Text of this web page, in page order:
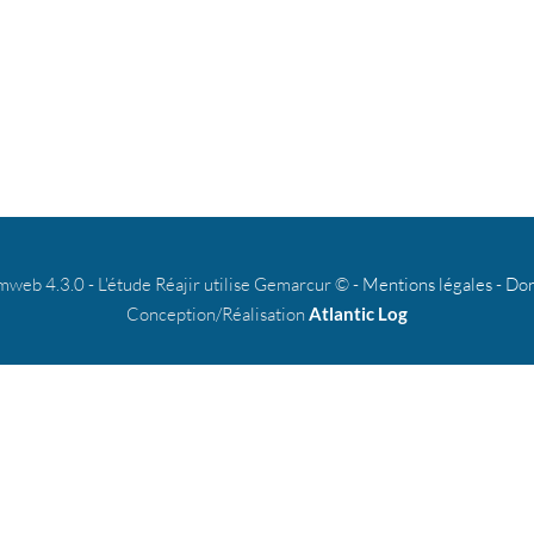
4.3.0 - L'étude Réajir utilise Gemarcur © - Mentions légales-
Conception/Réalisation Atlantic Log